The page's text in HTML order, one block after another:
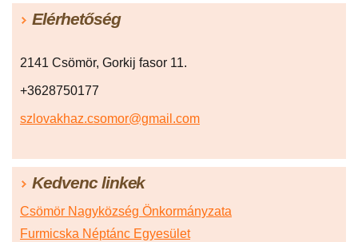
Elérhetőség
2141 Csömör, Gorkij fasor 11.
+3628750177
szlovakhaz.csomor@gmail.com
Kedvenc linkek
Csömör Nagyközség Önkormányzata
Furmicska Néptánc Egyesület